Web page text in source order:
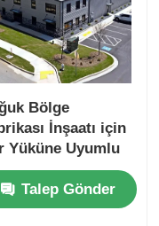
Bölge
İnşaatı için
Yüküne Uyumlu
Yapı Atölyesi
Talep Gönder